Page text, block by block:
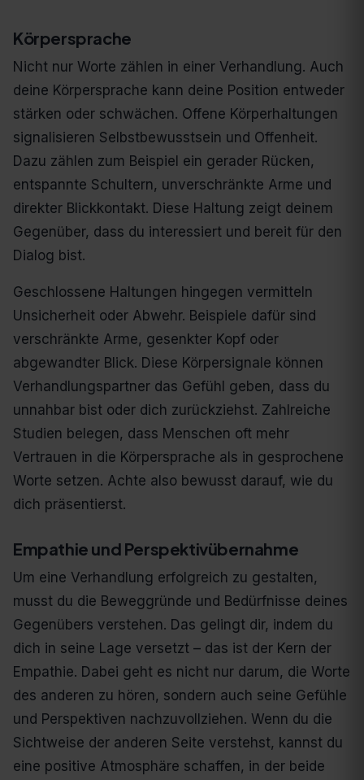
Körpersprache
Nicht nur Worte zählen in einer Verhandlung. Auch
deine Körpersprache kann deine Position entweder
stärken oder schwächen. Offene Körperhaltungen
signalisieren Selbstbewusstsein und Offenheit.
Dazu zählen zum Beispiel ein gerader Rücken,
entspannte Schultern, unverschränkte Arme und
direkter Blickkontakt. Diese Haltung zeigt deinem
Gegenüber, dass du interessiert und bereit für den
Dialog bist.
Geschlossene Haltungen hingegen vermitteln
Unsicherheit oder Abwehr. Beispiele dafür sind
verschränkte Arme, gesenkter Kopf oder
abgewandter Blick. Diese Körpersignale können
Verhandlungspartner das Gefühl geben, dass du
unnahbar bist oder dich zurückziehst. Zahlreiche
Studien belegen, dass Menschen oft mehr
Vertrauen in die Körpersprache als in gesprochene
Worte setzen. Achte also bewusst darauf, wie du
dich präsentierst.
Empathie und Perspektivübernahme
Um eine Verhandlung erfolgreich zu gestalten,
musst du die Beweggründe und Bedürfnisse deines
Gegenübers verstehen. Das gelingt dir, indem du
dich in seine Lage versetzt – das ist der Kern der
Empathie. Dabei geht es nicht nur darum, die Worte
des anderen zu hören, sondern auch seine Gefühle
und Perspektiven nachzuvollziehen. Wenn du die
Sichtweise der anderen Seite verstehst, kannst du
eine positive Atmosphäre schaffen, in der beide